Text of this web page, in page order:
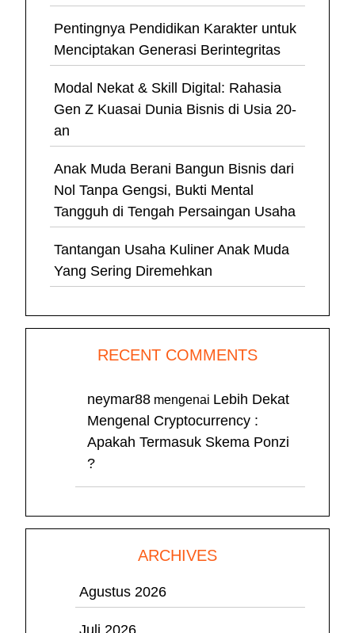
Pentingnya Pendidikan Karakter untuk
Menciptakan Generasi Berintegritas
Modal Nekat & Skill Digital: Rahasia
Gen Z Kuasai Dunia Bisnis di Usia 20-
an
Anak Muda Berani Bangun Bisnis dari
Nol Tanpa Gengsi, Bukti Mental
Tangguh di Tengah Persaingan Usaha
Tantangan Usaha Kuliner Anak Muda
Yang Sering Diremehkan
RECENT COMMENTS
neymar88 mengenai Lebih Dekat
Mengenal Cryptocurrency :
Apakah Termasuk Skema Ponzi
?
ARCHIVES
Agustus 2026